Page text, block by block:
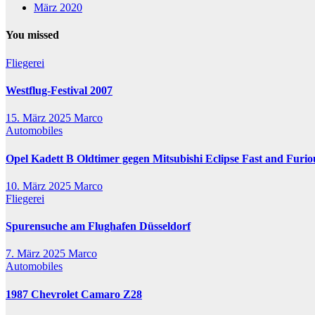
März 2020
You missed
Fliegerei
Westflug-Festival 2007
15. März 2025 Marco
Automobiles
Opel Kadett B Oldtimer gegen Mitsubishi Eclipse Fast and
10. März 2025 Marco
Fliegerei
Spurensuche am Flughafen Düsseldorf
7. März 2025 Marco
Automobiles
1987 Chevrolet Camaro Z28